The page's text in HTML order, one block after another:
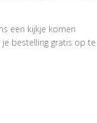
een kijkje komen
bestelling gratis op te